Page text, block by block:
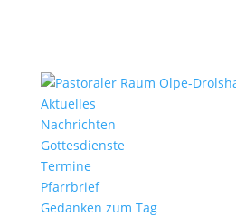
Aktu­elles
Nach­richten
Gottes­dienste
Termine
Pfarr­brief
Gedanken zum Tag